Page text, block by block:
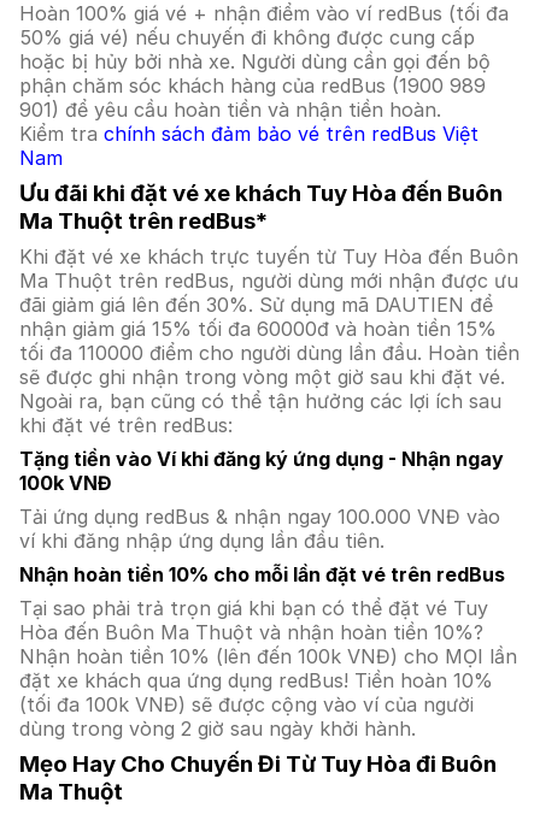
Hoàn 100% giá vé + nhận điểm vào ví redBus (tối đa
50% giá vé) nếu chuyến đi không được cung cấp
hoặc bị hủy bởi nhà xe. Người dùng cần gọi đến bộ
phận chăm sóc khách hàng của redBus (1900 989
901) để yêu cầu hoàn tiền và nhận tiền hoàn.
Kiểm tra chính sách đảm bảo vé trên redBus Việt
Nam
Ưu đãi khi đặt vé xe khách Tuy Hòa đến Buôn
Ma Thuột trên redBus*
Khi đặt vé xe khách trực tuyến từ Tuy Hòa đến Buôn
Ma Thuột trên redBus, người dùng mới nhận được ưu
đãi giảm giá lên đến 30%. Sử dụng mã DAUTIEN để
nhận giảm giá 15% tối đa 60000đ và hoàn tiền 15%
tối đa 110000 điểm cho người dùng lần đầu. Hoàn tiền
sẽ được ghi nhận trong vòng một giờ sau khi đặt vé.
Ngoài ra, bạn cũng có thể tận hưởng các lợi ích sau
khi đặt vé trên redBus:
Tặng tiền vào Ví khi đăng ký ứng dụng - Nhận ngay
100k VNĐ
Tải ứng dụng redBus & nhận ngay 100.000 VNĐ vào
ví khi đăng nhập ứng dụng lần đầu tiên.
Nhận hoàn tiền 10% cho mỗi lần đặt vé trên redBus
Tại sao phải trả trọn giá khi bạn có thể đặt vé Tuy
Hòa đến Buôn Ma Thuột và nhận hoàn tiền 10%?
Nhận hoàn tiền 10% (lên đến 100k VNĐ) cho MỌI lần
đặt xe khách qua ứng dụng redBus! Tiền hoàn 10%
(tối đa 100k VNĐ) sẽ được cộng vào ví của người
dùng trong vòng 2 giờ sau ngày khởi hành.
Mẹo Hay Cho Chuyến Đi Từ Tuy Hòa đi Buôn
Ma Thuột